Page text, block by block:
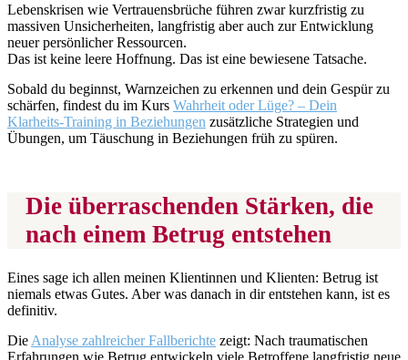
Lebenskrisen wie Vertrauensbrüche führen zwar kurzfristig zu
massiven Unsicherheiten, langfristig aber auch zur Entwicklung
neuer persönlicher Ressourcen.
Das ist keine leere Hoffnung. Das ist eine bewiesene Tatsache.
Sobald du beginnst, Warnzeichen zu erkennen und dein Gespür zu
schärfen, findest du im Kurs Wahrheit oder Lüge? – Dein
Klarheits‑Training in Beziehungen zusätzliche Strategien und
Übungen, um Täuschung in Beziehungen früh zu spüren.
Die überraschenden Stärken, die
nach einem Betrug entstehen
Eines sage ich allen meinen Klientinnen und Klienten: Betrug ist
niemals etwas Gutes. Aber was danach in dir entstehen kann, ist es
definitiv.
Die Analyse zahlreicher Fallberichte zeigt: Nach traumatischen
Erfahrungen wie Betrug entwickeln viele Betroffene langfristig neue